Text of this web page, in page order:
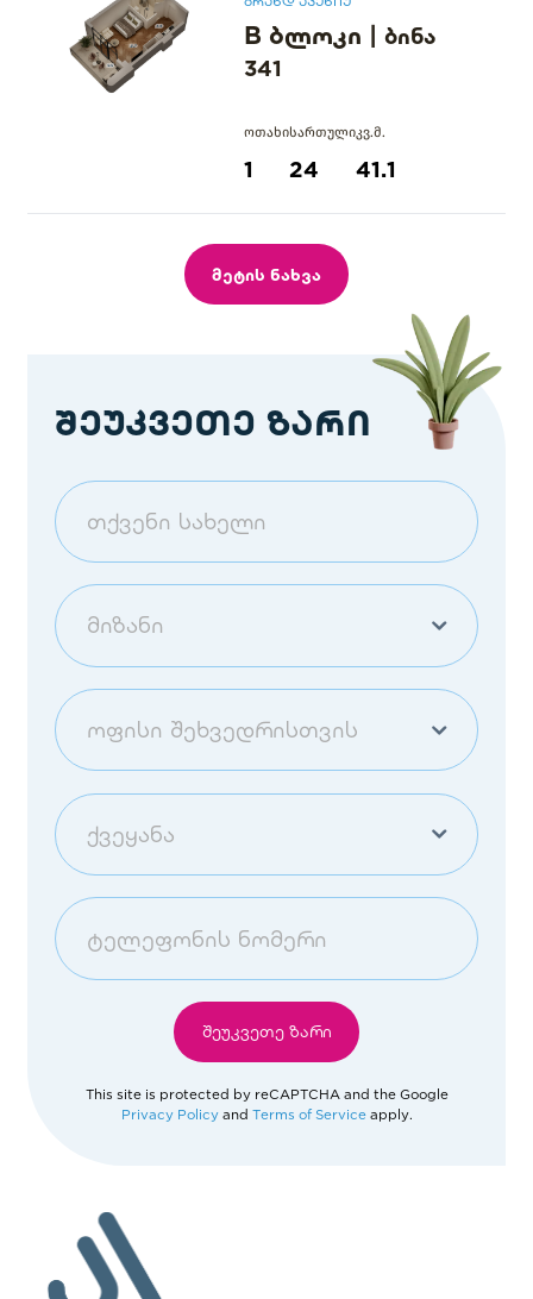
B ბლოკი | ბინა
341
ოთახი
1
სართული
24
კვ.მ.
41.1
მეტის ნახვა
შეუკვეთე ზარი
მიზანი
ბინის შეძენა
ოფისი შეხვედრისთვის
ნებისმიერი ოფისი
ფილარმონიის ოფისი და
თამარაშვილის ოფისი
ისნის ჰოუმ ოფისი
ბათუმის ოფისი
ქვეყანა
საქართველო
Afghanistan
Åland Islands
Algeria
შეუკვეთე ზარი
This site is protected by reCAPTCHA and the Google
Privacy Policy and Terms of Service apply.